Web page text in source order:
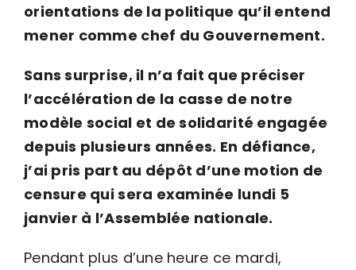
orientations de la politique qu’il entend
mener comme chef du Gouvernement.
Sans surprise, il n’a fait que préciser
l’accélération de la casse de notre
modèle social et de solidarité engagée
depuis plusieurs années. En défiance,
j’ai pris part au dépôt d’une motion de
censure qui sera examinée lundi 5
janvier à l’Assemblée nationale.
Pendant plus d’une heure ce mardi,